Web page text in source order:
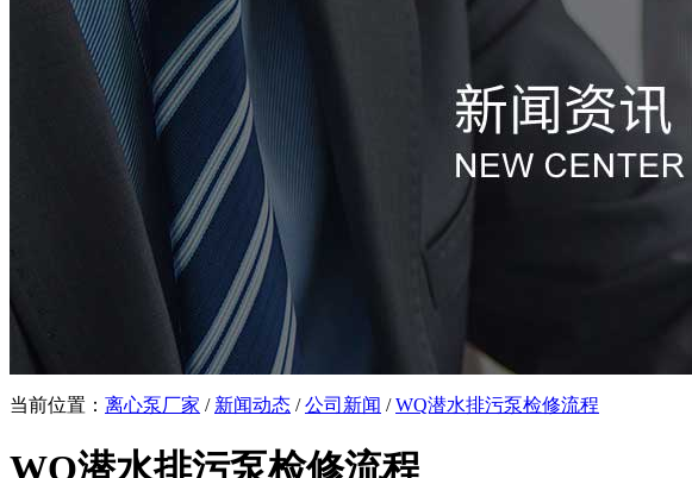
当前位置： 离心泵厂家 / 新闻动态 /公司新闻 /WQ潜水排污泵检修流程
WQ潜水排污泵检修流程